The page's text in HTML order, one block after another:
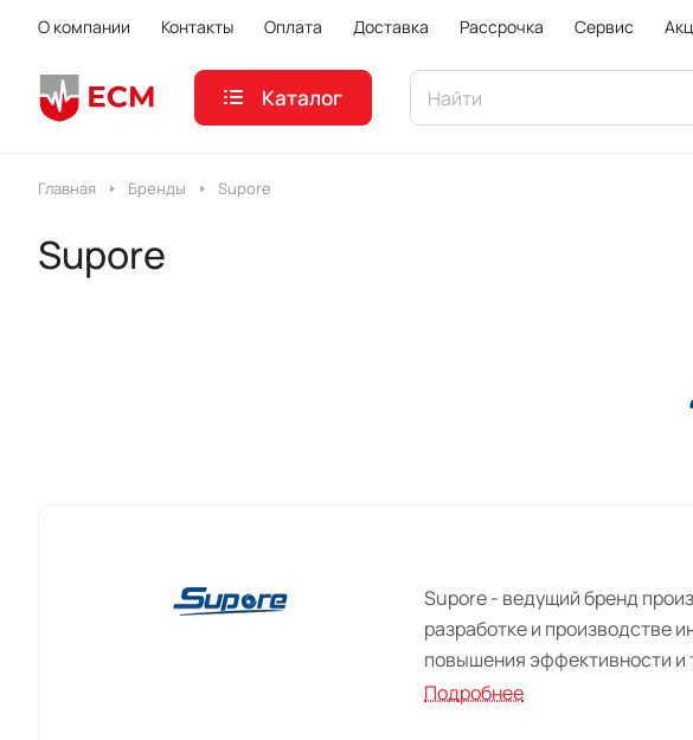
О компании Контакты Оплата Доставка Рассрочка Сервис
Каталог
Главная Бренды Supore
Supore
Supore - ведущий бренд
разработке и производстве
повышения эффективности и
Подробнее